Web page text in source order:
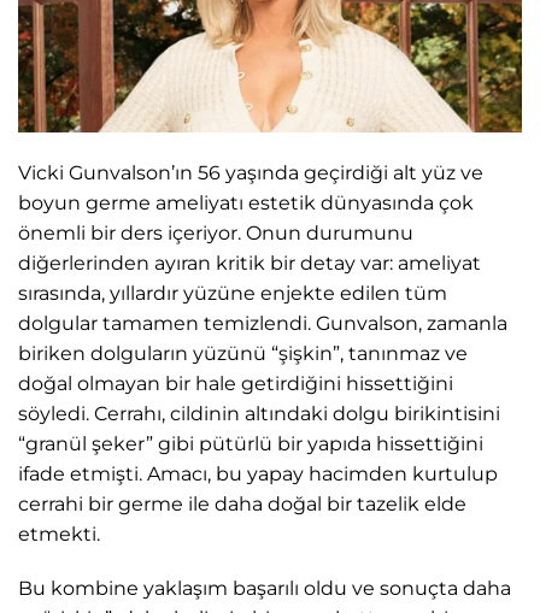
Vicki Gunvalson’ın 56 yaşında geçirdiği alt yüz ve
boyun germe ameliyatı estetik dünyasında çok
önemli bir ders içeriyor. Onun durumunu
diğerlerinden ayıran kritik bir detay var: ameliyat
sırasında, yıllardır yüzüne enjekte edilen tüm
dolgular tamamen temizlendi. Gunvalson, zamanla
biriken dolguların yüzünü “şişkin”, tanınmaz ve
doğal olmayan bir hale getirdiğini hissettiğini
söyledi. Cerrahı, cildinin altındaki dolgu birikintisini
“granül şeker” gibi pütürlü bir yapıda hissettiğini
ifade etmişti. Amacı, bu yapay hacimden kurtulup
cerrahi bir germe ile daha doğal bir tazelik elde
etmekti.
Bu kombine yaklaşım başarılı oldu ve sonuçta daha